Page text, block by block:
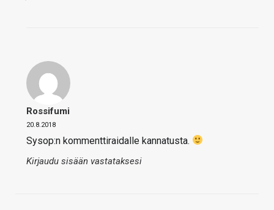
Rossifumi
20.8.2018
Sysop:n kommenttiraidalle kannatusta.
Kirjaudu sisään vastataksesi